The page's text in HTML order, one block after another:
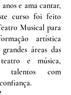
e ama cantar,
curso foi feito
Musical para
artística
áreas das
e música,
talentos com